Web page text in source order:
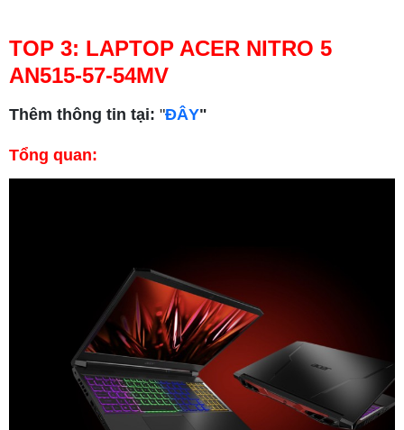
TOP 3: LAPTOP ACER NITRO 5
AN515-57-54MV
Thêm thông tin tại: "ĐÂY"
Tổng quan: